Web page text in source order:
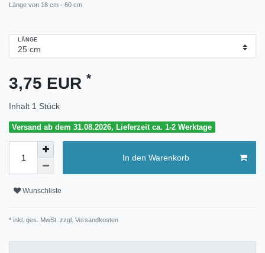
Länge von 18 cm - 60 cm
LÄNGE
3,75 EUR *
Inhalt 1 Stück
Versand ab dem 31.08.2026, Lieferzeit ca. 1-2 Werktage
In den Warenkorb
Wunschliste
* inkl. ges. MwSt. zzgl. Versandkosten